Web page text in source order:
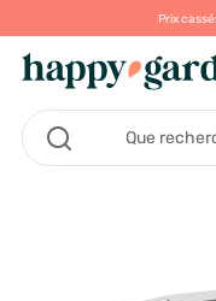
Prix